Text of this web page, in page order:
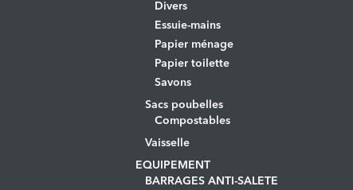
Divers
Essuie-mains
Papier ménage
Papier toilette
Savons
Sacs poubelles
Compostables
Vaisselle
EQUIPEMENT
BARRAGES ANTI-SALETE